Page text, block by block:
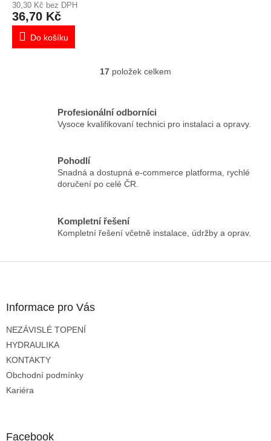
30,30 Kč bez DPH
36,70 Kč
Do košíku
O
á
d
p
r
ý
i
17 položek celkem
Profesionální odborníci
Vysoce kvalifikovaní technici pro instalaci a opravy.
Pohodlí
Snadná a dostupná e-commerce platforma, rychlé
doručení po celé ČR.
Kompletní řešení
Kompletní řešení včetně instalace, údržby a oprav.
Informace pro Vás
NEZÁVISLÉ TOPENÍ
HYDRAULIKA
KONTAKTY
Obchodní podmínky
Kariéra
Facebook